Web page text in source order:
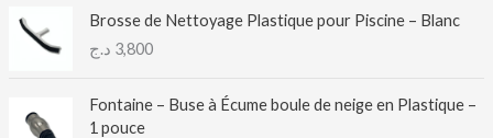
Brosse de Nettoyage Plastique pour Piscine – Blanc
3,800 د.ج
Fontaine – Buse à Écume boule de neige en Plastique –
1 pouce